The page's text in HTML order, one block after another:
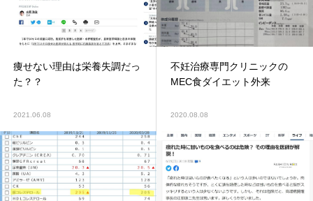
痩せない理由は栄養失調だっ
た？？
2021.06.08
不妊治療専門クリニックの
MEC食ダイエット外来
2020.08.08